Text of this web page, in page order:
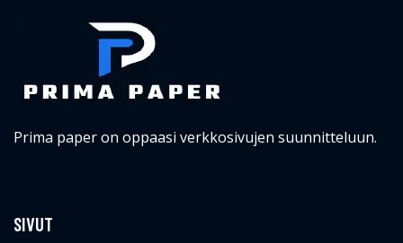
Prima paper on oppaasi verkkosivujen suunnitteluun.
SIVUT